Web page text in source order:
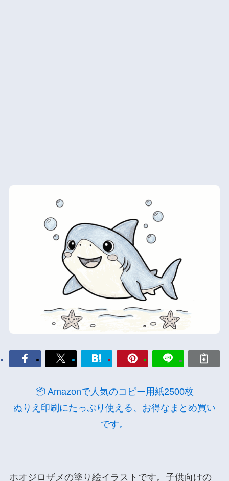
📦 Amazonで人気のコピー用紙2500枚
ぬりえ印刷にたっぷり使える、お得なまとめ買い
です。
ホオジロザメの塗り絵イラストです。子供向けの